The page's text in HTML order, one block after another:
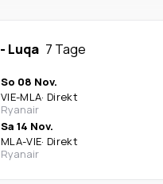
- Luqa 7 Tage
So 08 Nov.
VIE-MLA· Direkt
Ryanair
Sa 14 Nov.
MLA-VIE· Direkt
Ryanair